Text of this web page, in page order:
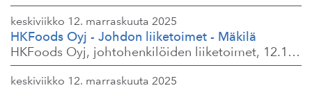
keskiviikko 12. marraskuuta 2025
HKFoods Oyj - Johdon liiketoimet - Mäkilä
HKFoods Oyj, johtohenkilöiden liiketoimet, 12.11.2025 klo 18.00
keskiviikko 12. marraskuuta 2025